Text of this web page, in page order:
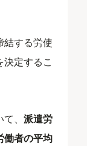
結する労使
定するこ
て、派遣労
働者の平均